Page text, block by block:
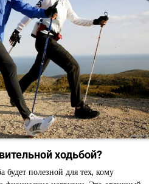
ходьбой?
полезной для тех, кому